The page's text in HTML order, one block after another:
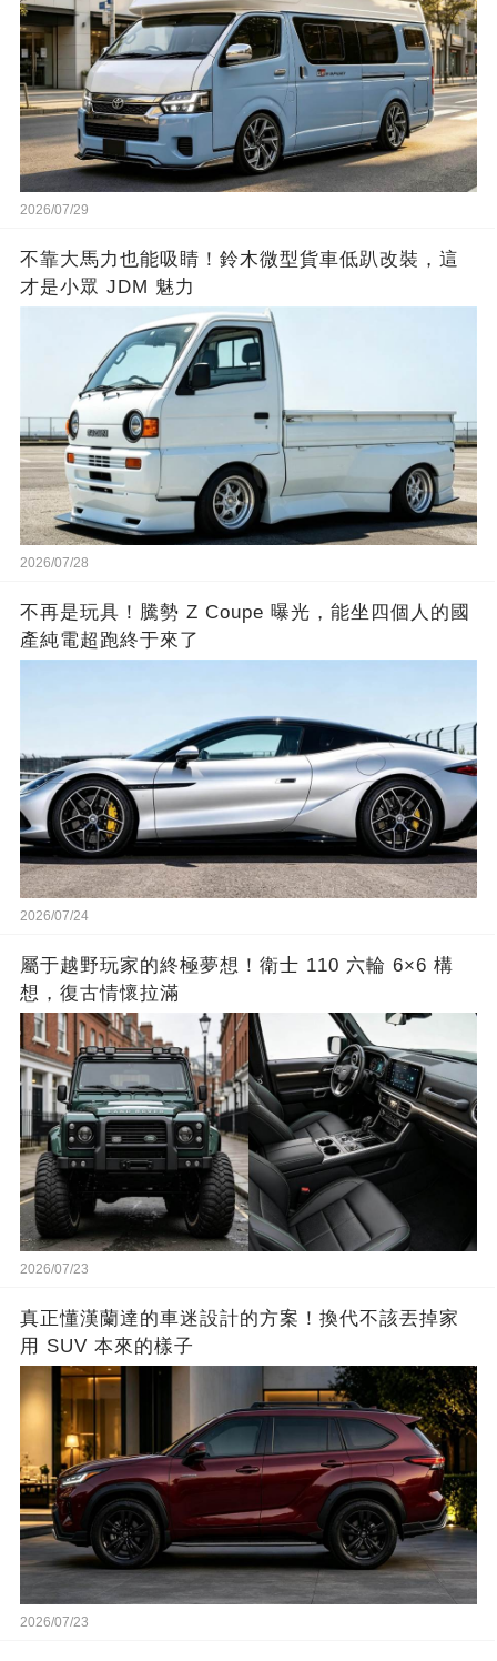
2026/07/29
不靠大馬力也能吸睛！鈴木微型貨車低趴改裝，這
才是小眾 JDM 魅力
2026/07/28
不再是玩具！騰勢 Z Coupe 曝光，能坐四個人的國
產純電超跑終于來了
2026/07/24
屬于越野玩家的終極夢想！衛士 110 六輪 6×6 構
想，復古情懷拉滿
2026/07/23
真正懂漢蘭達的車迷設計的方案！換代不該丟掉家
用 SUV 本來的樣子
2026/07/23